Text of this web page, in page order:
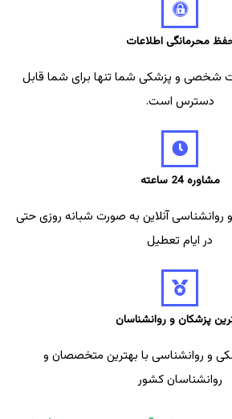
محرمانگی اطلاعات
شخصی و پزشکی شما تنها برای شما قابل
دسترس است.
مشاوره 24 ساعته
روانشناسی آنلاین به صورت شبانه روزی حتی
در ایام تعطیل
پزشکان و روانشناسان
و روانشناسی با بهترین متخصصان و
روانشناسان کشور